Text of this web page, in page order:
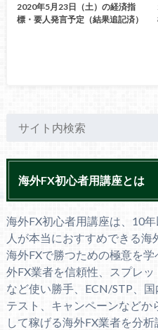
2020年5月23日（土）の経済指
標・要人発言予定（結果追記済）
海外FX初心者用講座とは
海外FX初心者用講座は、10
人が本当におすすめできる海
海外FXで勝つための極意を
外FX業者を信頼性、スプレ
など使い勝手、ECN/STP、
テスト、キャンペーンなど
して稼げる海外FX業者を分析